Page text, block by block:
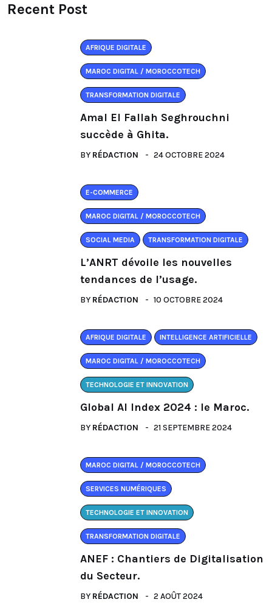
Recent Post
AFRIQUE DIGITALE
MAROC DIGITAL / MOROCCOTECH
TRANSFORMATION DIGITALE
Amal El Fallah Seghrouchni
succède à Ghita.
BY RÉDACTION 24 OCTOBRE 2024
E-COMMERCE
MAROC DIGITAL / MOROCCOTECH
SOCIAL MEDIA TRANSFORMATION DIGITALE
L’ANRT dévoile les nouvelles
tendances de l’usage.
BY RÉDACTION 10 OCTOBRE 2024
AFRIQUE DIGITALE INTELLIGENCE ARTIFICIELLE
MAROC DIGITAL / MOROCCOTECH
TECHNOLOGIE ET INNOVATION
Global AI Index 2024 : le Maroc.
BY RÉDACTION 21 SEPTEMBRE 2024
MAROC DIGITAL / MOROCCOTECH
SERVICES NUMÉRIQUES
TECHNOLOGIE ET INNOVATION
TRANSFORMATION DIGITALE
ANEF : Chantiers de Digitalisation
du Secteur.
BY RÉDACTION 2 AOÛT 2024